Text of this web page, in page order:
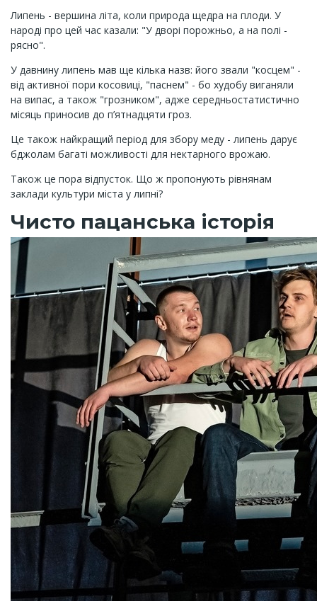
Липень - вершина літа, коли природа щедра на плоди. У
народі про цей час казали: "У дворі порожньо, а на полі -
рясно".
У давнину липень мав ще кілька назв: його звали "косцем" -
від активної пори косовиці, "паснем" - бо худобу виганяли
на випас, а також "грозником", адже середньостатистично
місяць приносив до п’ятнадцяти гроз.
Це також найкращий період для збору меду - липень дарує
бджолам багаті можливості для нектарного врожаю.
Також це пора відпусток. Що ж пропонують рівнянам
заклади культури міста у липні?
Чисто пацанська історія